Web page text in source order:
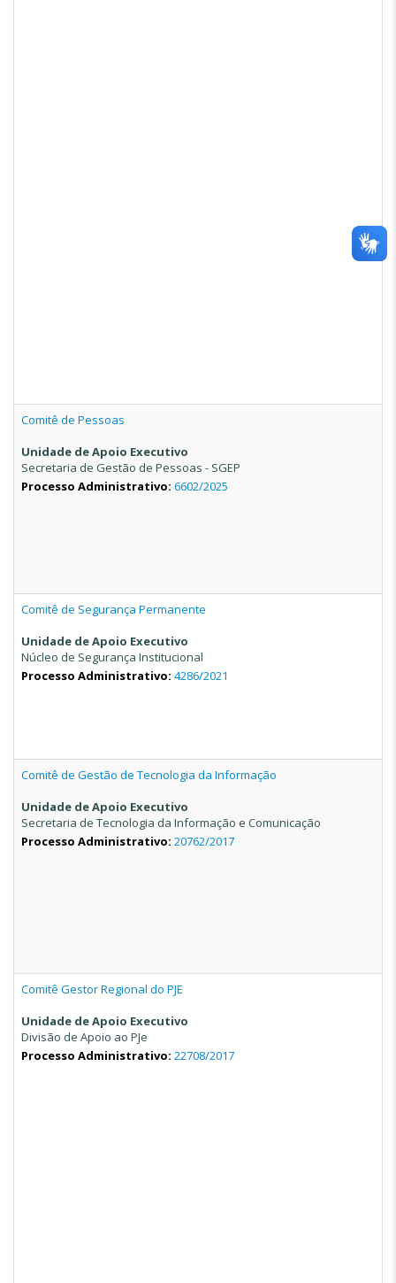
Comitê de Pessoas
Unidade de Apoio Executivo
Secretaria de Gestão de Pessoas - SGEP
Processo Administrativo: 6602/2025
Comitê de Segurança Permanente
Unidade de Apoio Executivo
Núcleo de Segurança Institucional
Processo Administrativo: 4286/2021
Comitê de Gestão de Tecnologia da Informação
Unidade de Apoio Executivo
Secretaria de Tecnologia da Informação e Comunicação
Processo Administrativo: 20762/2017
Comitê Gestor Regional do PJE
Unidade de Apoio Executivo
Divisão de Apoio ao PJe
Processo Administrativo: 22708/2017